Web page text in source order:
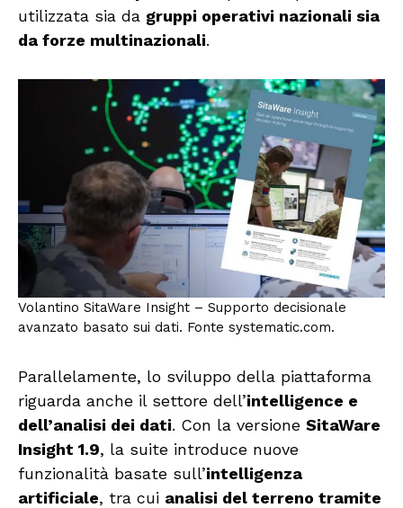
utilizzata sia da gruppi operativi nazionali sia
da forze multinazionali.
Volantino SitaWare Insight – Supporto decisionale
avanzato basato sui dati. Fonte systematic.com.
Parallelamente, lo sviluppo della piattaforma
riguarda anche il settore dell’intelligence e
dell’analisi dei dati. Con la versione SitaWare
Insight 1.9, la suite introduce nuove
funzionalità basate sull’intelligenza
artificiale, tra cui analisi del terreno tramite